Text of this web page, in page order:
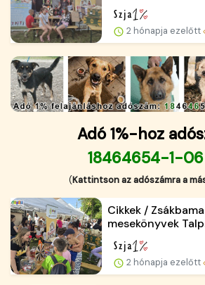
2 hónapja ezelőtt
Adó 1%-hoz
18464654-1-
(Kattintson az adószámra a
Cikkek /
mesekönyvek
2 hónapja ezelőtt